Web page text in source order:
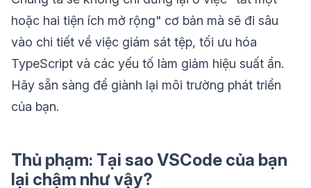
hoặc hai tiện ích mở rộng" cơ bản mà sẽ đi sâu
vào chi tiết về việc giám sát tệp, tối ưu hóa
TypeScript và các yếu tố làm giảm hiệu suất ẩn.
Hãy sẵn sàng để giành lại môi trường phát triển
của bạn.
Thủ phạm: Tại sao VSCode của bạn
lại chậm như vậy?